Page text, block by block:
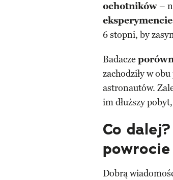
ochotników–
eksperymencie
6 stopni, by
Badacze
zachodziły w
astronautów.
im dłuższy
Co
Dobrą